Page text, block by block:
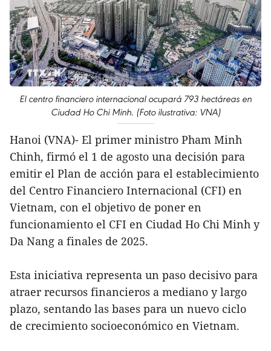
El centro financiero internacional ocupará 793 hectáreas en
Ciudad Ho Chi Minh. (Foto ilustrativa: VNA)
Hanoi (VNA)- El primer ministro Pham Minh
Chinh, firmó el 1 de agosto una decisión para
emitir el Plan de acción para el establecimiento
del Centro Financiero Internacional (CFI) en
Vietnam, con el objetivo de poner en
funcionamiento el CFI en Ciudad Ho Chi Minh y
Da Nang a finales de 2025.
Esta iniciativa representa un paso decisivo para
atraer recursos financieros a mediano y largo
plazo, sentando las bases para un nuevo ciclo
de crecimiento socioeconómico en Vietnam.